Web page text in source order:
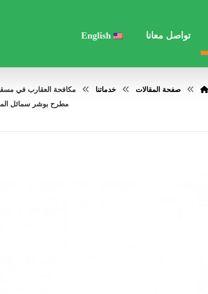
تواصل معانا English
صفحة المقالات خدماتنا
مكافحة العقارب في
مطرح بوشر سمائل